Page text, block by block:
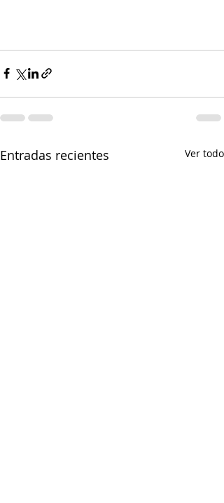
Entradas recientes Ver todo